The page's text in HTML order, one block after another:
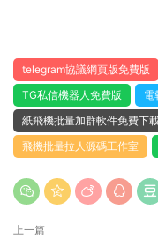
telegram協議網頁版免費版
TG私信機器人免費版
電
紙飛機批量加群軟件免費下
飛機批量拉人源碼工作室
上一篇